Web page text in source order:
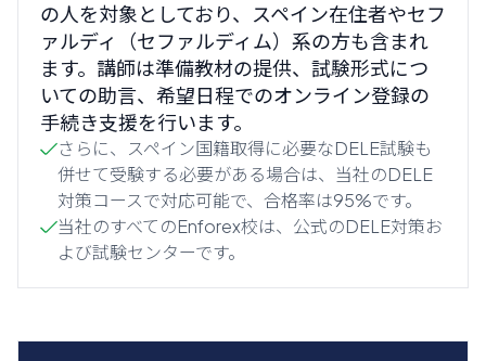
の人を対象としており、スペイン在住者やセフ
ァルディ（セファルディム）系の方も含まれ
ます。講師は準備教材の提供、試験形式につ
いての助言、希望日程でのオンライン登録の
手続き支援を行います。
さらに、スペイン国籍取得に必要なDELE試験も
併せて受験する必要がある場合は、当社のDELE
対策コースで対応可能で、合格率は95%です。
当社のすべてのEnforex校は、公式のDELE対策お
よび試験センターです。